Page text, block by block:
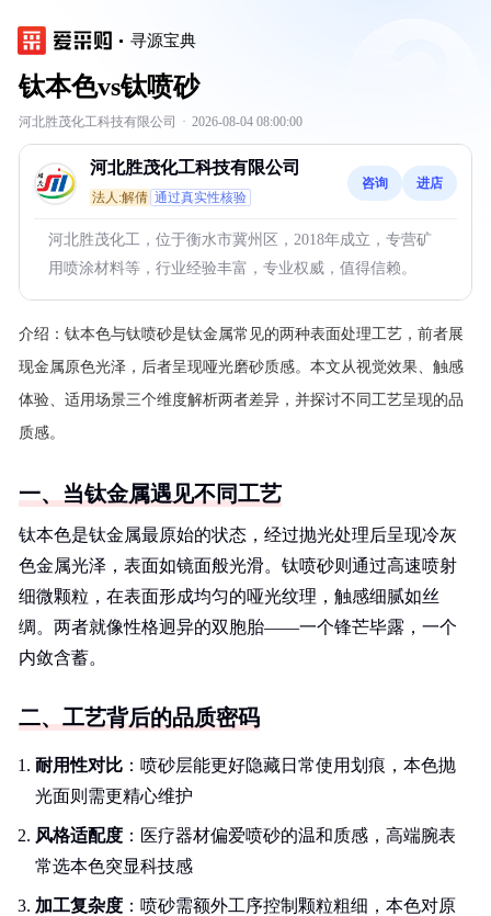
寻源宝典
钛本色vs钛喷砂
河北胜茂化工科技有限公司 · 2026-08-04 08:00:00
河北胜茂化工科技有限公司
法人:解倩 通过真实性核验
咨询 进店
河北胜茂化工，位于衡水市冀州区，2018年成立，专营矿
用喷涂材料等，行业经验丰富，专业权威，值得信赖。
介绍： 钛本色与钛喷砂是钛金属常见的两种表面处理工艺，前者展
现金属原色光泽，后者呈现哑光磨砂质感。本文从视觉效果、触感
体验、适用场景三个维度解析两者差异，并探讨不同工艺呈现的品
质感。
一、当钛金属遇见不同工艺
钛本色是钛金属最原始的状态，经过抛光处理后呈现冷灰
色金属光泽，表面如镜面般光滑。钛喷砂则通过高速喷射
细微颗粒，在表面形成均匀的哑光纹理，触感细腻如丝
绸。两者就像性格迥异的双胞胎——一个锋芒毕露，一个
内敛含蓄。
二、工艺背后的品质密码
耐用性对比 ：喷砂层能更好隐藏日常使用划痕，本色抛
光面则需更精心维护
风格适配度 ：医疗器材偏爱喷砂的温和质感，高端腕表
常选本色突显科技感
加工复杂度 ：喷砂需额外工序控制颗粒粗细，本色对原